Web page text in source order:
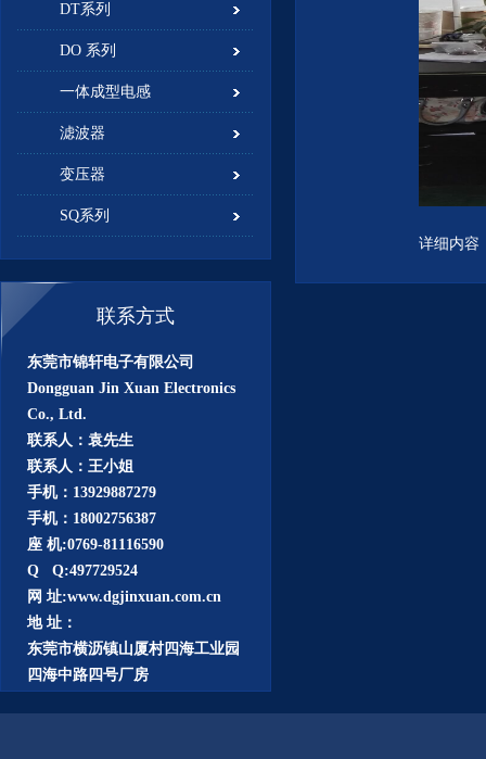
DT系列
DO 系列
一体成型电感
滤波器
变压器
SQ系列
联系方式
东莞市锦轩电子有限公司
Dongguan Jin Xuan Electronics
Co., Ltd.
联系人：袁先生
联系人：王小姐
手机：13929887279
手机：18002756387
座 机:0769-81116590
Q Q:497729524
网 址:www.dgjinxuan.com.cn
地 址：
东莞市横沥镇山厦村四海工业园
四海中路四号厂房
详细内容